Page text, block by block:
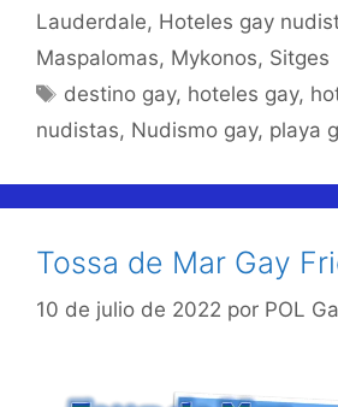
Lauderdale, Hoteles gay
Maspalomas, Mykonos, Sitges
Etiquetas
destino gay, hoteles gay,
nudistas, Nudismo gay, playa
Tossa de Mar Gay
10 de julio de 2022 por POL